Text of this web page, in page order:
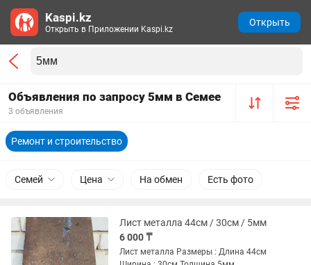
Объявления по запросу 5мм в Семее
3 объявления
Ремонт и строительство
Семей Цена На обмен Есть фото
Лист металла 44см / 30см / 5мм
6 000 ₸
Лист металла Размеры : Длина 44см
Kaspi.kz
Открыть в Приложении Kaspi.kz
Открыть